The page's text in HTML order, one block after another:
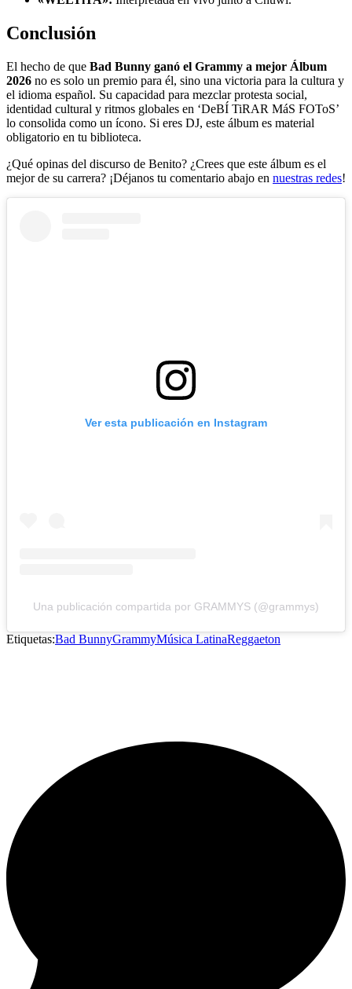
Conclusión
El hecho de que Bad Bunny ganó el Grammy a mejor Álbum
2026 no es solo un premio para él, sino una victoria para la cultura y
el idioma español. Su capacidad para mezclar protesta social,
identidad cultural y ritmos globales en ‘DeBÍ TiRAR MáS FOToS’
lo consolida como un ícono. Si eres DJ, este álbum es material
obligatorio en tu biblioteca.
¿Qué opinas del discurso de Benito? ¿Crees que este álbum es el
mejor de su carrera? ¡Déjanos tu comentario abajo en nuestras redes!
Ver esta publicación en Instagram
Una publicación compartida por GRAMMYS (@grammys)
Etiquetas:Bad BunnyGrammyMúsica LatinaReggaeton